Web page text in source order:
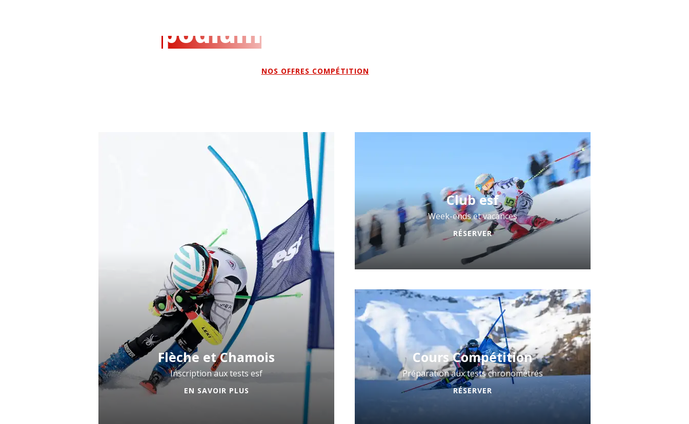
podium
NOS OFFRES COMPÉTITION
Flèche et Chamois
Inscription aux tests esf
EN SAVOIR PLUS
Club esf
Week-ends et vacances
RÉSERVER
Cours Compétition
Préparation aux tests chronométrés
RÉSERVER